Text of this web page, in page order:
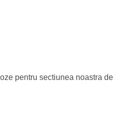
pentru sectiunea noastra de